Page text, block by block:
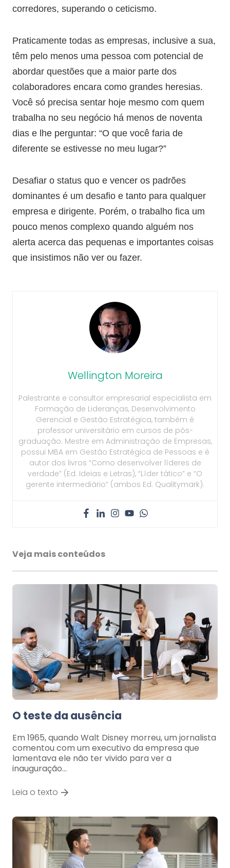
corredores, superando o ceticismo.
Praticamente todas as empresas, inclusive a sua,
têm pelo menos uma pessoa com potencial de
abordar questões que a maior parte dos
colaboradores encara como grandes heresias.
Você só precisa sentar hoje mesmo com quem
trabalha no seu negócio há menos de noventa
dias e lhe perguntar: “O que você faria de
diferente se estivesse no meu lugar?”
Desafiar o status quo e vencer os padrões
dominantes é um desafio e tanto para qualquer
empresa e dirigente. Porém, o trabalho fica um
pouco menos complexo quando alguém nos
alerta acerca das pequenas e importantes coisas
que insistimos não ver ou fazer.
Wellington Moreira
Palestrante e consultor empresarial especialista em
Formação de Lideranças, Desenvolvimento
Gerencial e Gestão Estratégica, também é
professor universitário em cursos de pós-
graduação. Mestre em Administração de Empresas,
possui MBA em Gestão Estratégica de Pessoas e é
autor dos livros “Como desenvolver líderes de
verdade” (Ed. Ideias e Letras), “Líder tático” e “O
gerente intermediário” (ambos Ed. Qualitymark).
Veja mais conteúdos
O teste da ausência
Em 1965, quando Walt Disney morreu, um jornalista
comentou com um executivo da empresa que
lamentava ele não ter vivido para ver a
inauguração…
Leia o texto